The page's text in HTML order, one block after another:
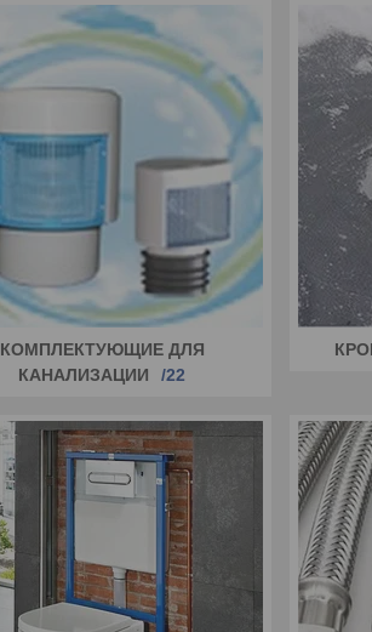
КОМПЛЕКТУЮЩИЕ ДЛЯ
КАНАЛИЗАЦИИ
22